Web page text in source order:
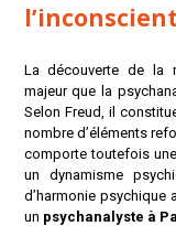
l’inconscient
La découverte de la
majeur que la
Selon Freud, il
nombre d’éléments
comporte toutefois
un dynamisme
d’harmonie psychique
un psychanalyste à